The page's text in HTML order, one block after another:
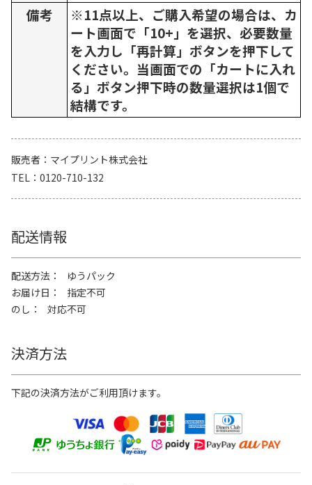
備考
※11点以上、ご購入希望の場合は、カ
ート画面で「10+」を選択、必要数量
を入力し「再計算」ボタンを押下して
ください。当画面での「カートに入れ
る」ボタン押下時の数量選択は1個で
結構です。
販売者
マイプリント株式会社
TEL
0120-710-132
配送情報
配送方法
ゆうパック
お届け日
指定不可
のし
対応不可
決済方法
下記の決済方法がご利用頂けます。